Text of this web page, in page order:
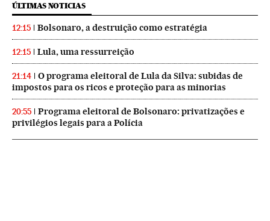
ÚLTIMAS NOTICIAS
12:15 Bolsonaro, a destruição como estratégia
12:15 Lula, uma ressurreição
21:14
O programa eleitoral de Lula da Silva: subidas de
impostos para os ricos e proteção para as minorias
20:55
Programa eleitoral de Bolsonaro: privatizações e
privilégios legais para a Polícia